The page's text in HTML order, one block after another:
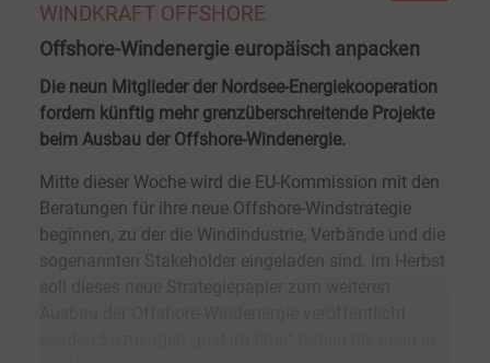
WINDKRAFT OFFSHORE
Offshore-Windenergie europäisch anpacken
Die neun Mitglieder der Nordsee-Energiekooperation
fordern künftig mehr grenzüberschreitende Projekte
beim Ausbau der Offshore-Windenergie.
Mitte dieser Woche wird die EU-Kommission mit den
Beratungen für ihre neue Offshore-Windstrategie
beginnen, zu der die Windindustrie, Verbände und die
sogenannten Stakeholder eingeladen sind. Im Herbst